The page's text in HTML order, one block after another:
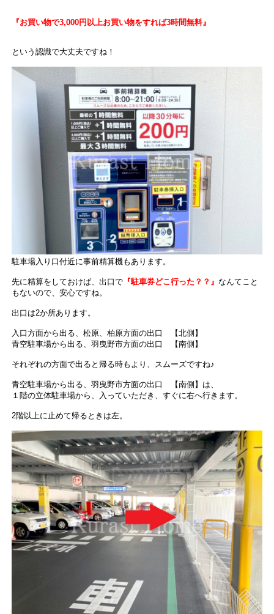
『お買い物で3,000円以上お買い物をすれば3時間無料』
という認識で大丈夫ですね！
駐車場入り口付近に事前精算機もあります。
先に精算をしておけば、出口で 『駐車券どこ行った？？』なんてこと
もないので、安心ですね。
出口は2か所あります。
入口方面から出る、松原、柏原方面の出口 【北側】
青空駐車場から出る、羽曳野市方面の出口 【南側】
それぞれの方面で出ると帰る時もより、スムーズですね♪
青空駐車場から出る、羽曳野市方面の出口 【南側】は、
１階の立体駐車場から、入っていただき、すぐに右へ行きます。
2階以上に止めて帰るときは左。